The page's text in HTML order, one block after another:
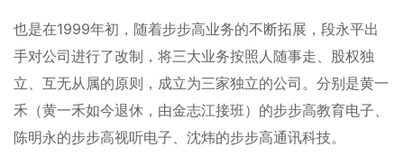
也是在1999年初，随着步步高业务的不断拓展，段永平出
手对公司进行了改制，将三大业务按照人随事走、股权独
立、互无从属的原则，成立为三家独立的公司。分别是黄一
禾（黄一禾如今退休，由金志江接班）的步步高教育电子、
陈明永的步步高视听电子、沈炜的步步高通讯科技。